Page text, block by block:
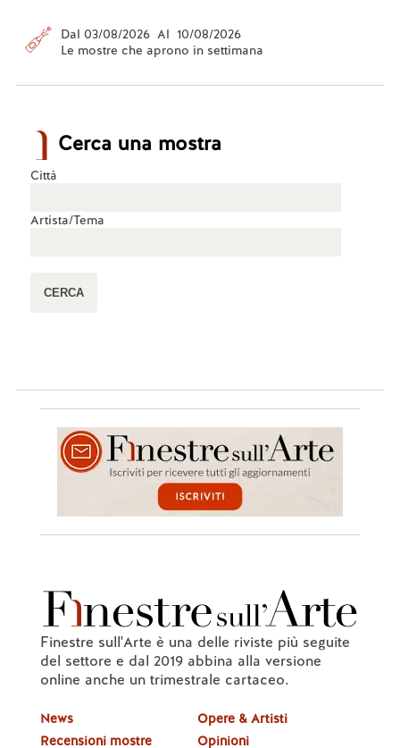
Dal 03/08/2026 Al 10/08/2026
Le mostre che aprono in settimana
Cerca una mostra
Città
Artista/Tema
Finestre sull'Arte è una delle riviste più seguite
del settore e dal 2019 abbina alla versione
online anche un trimestrale cartaceo.
News
Recensioni mostre
Opere & Artisti
Opinioni